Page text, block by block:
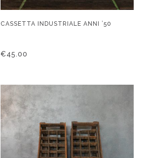
CASSETTA INDUSTRIALE ANNI ’50
€45.00